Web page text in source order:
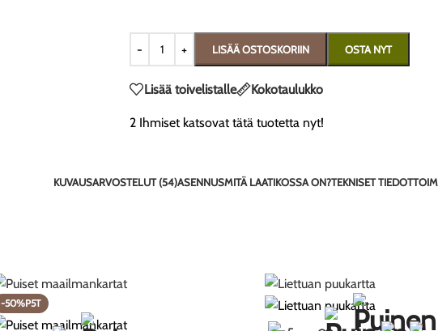
LISÄÄ OSTOSKORIIN OSTA NYT
Lisää toivelistalle Kokotaulukko
2 Ihmiset katsovat tätä tuotetta nyt!
KUVAUSARVOSTELUT (54)ASENNUSMITÄ LAATIKOSSA ON?TEKNISET TIEDOT
-50%P5T